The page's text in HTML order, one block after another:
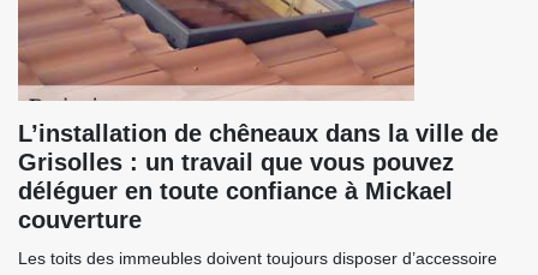
L’installation de chêneaux dans la ville de
Grisolles : un travail que vous pouvez
déléguer en toute confiance à Mickael
couverture
Les toits des immeubles doivent toujours disposer d’accessoire